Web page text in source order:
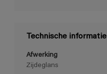
Technische informatie
Afwerking
Zijdeglans